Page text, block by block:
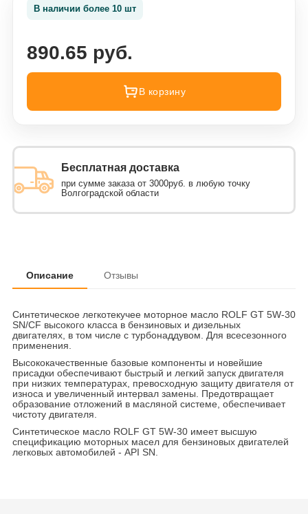
В наличии более 10 шт
890.65 руб.
В корзину
Бесплатная доставка
при сумме заказа от 3000руб. в любую точку
Волгоградской области
Описание Отзывы
Синтетическое легкотекучее моторное масло ROLF GT 5W-30
SN/CF высокого класса в бензиновых и дизельных
двигателях, в том числе с турбонаддувом. Для всесезонного
применения.
Высококачественные базовые компоненты и новейшие
присадки обеспечивают быстрый и легкий запуск двигателя
при низких температурах, превосходную защиту двигателя от
износа и увеличенный интервал замены. Предотвращает
образование отложений в масляной системе, обеспечивает
чистоту двигателя.
Синтетическое масло ROLF GT 5W-30 имеет высшую
спецификацию моторных масел для бензиновых двигателей
легковых автомобилей - API SN.